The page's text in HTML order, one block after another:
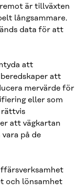
är tillväxten
långsammare.
data för att
att
att
mervärde för
eller som
rättvis
att vägkartan
på de
och lönsamhet